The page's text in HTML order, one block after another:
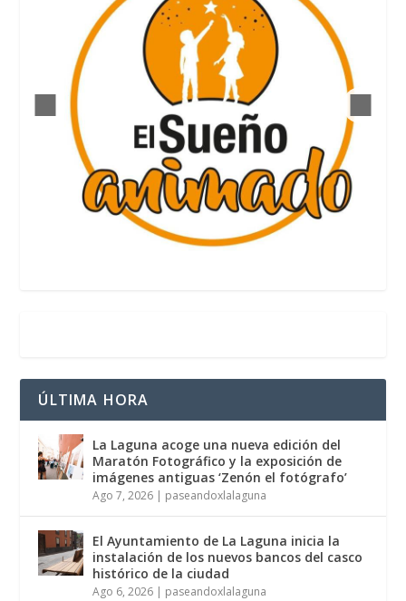
ÚLTIMA HORA
La Laguna acoge una nueva edición del
Maratón Fotográfico y la exposición de
imágenes antiguas ‘Zenón el fotógrafo’
Ago 7, 2026 | paseandoxlalaguna
El Ayuntamiento de La Laguna inicia la
instalación de los nuevos bancos del casco
histórico de la ciudad
Ago 6, 2026 | paseandoxlalaguna